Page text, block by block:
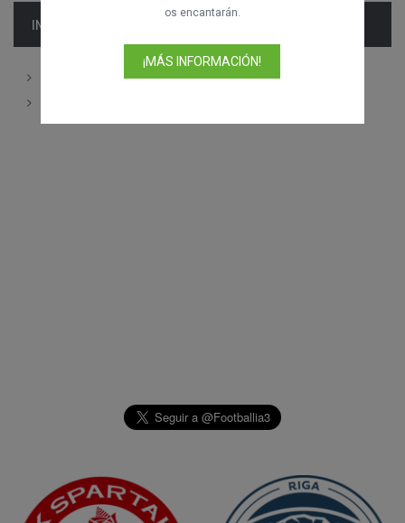
INFORMACIÓN
os encantarán.
¡MÁS INFORMACIÓN!